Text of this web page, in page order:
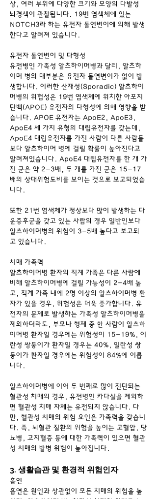
상, 여러 부위에 다양한 크기와 모양의 다발성
뇌경색이 관찰됩니다. 19번 염색체에 있는
NOTCH3라 하는 유전자 돌연변이에 의해 발생
한다고 알려져 있습니다.
유전자 돌연변이 및 다형성
유전병인 가족성 알츠하이머병과 달리, 알츠하
이머 병의 대부분은 유전자 돌연변이가 없이 발
생합니다. 이러한 산재성(Sporadic) 알츠하이
머병의 위험성은 19번 염색체에 위치한 아포지
단백(APOE) 유전자의 다형성에 의해 영향을 받
습니다. APOE 유전자는 ApoE2, ApoE3,
ApoE4 세 가지 유형의 대립유전자를 갖는데,
ApoE4 대립유전자를 가진 사람이 다른 사람들
보다 알츠하이머 병에 걸릴 확률이 높아진다고
알려져있습니다. ApoE4 대립유전자를 한 개 가
진 군은 약 2-3배, 두 개를 가진 군은 15-17
배의 상대위험도비를 보이는 것으로 보고되었습
니다.
또한 21번 염색체가 정상보다 많이 발생하는 다
운증후군을 갖고 있는 사람의 경우 일반인보다
알츠하이머병의 위험이 3-5배 높다고 보고되
고 있습니다.
치매 가족력
알츠하이머병 환자의 직계 가족은 다른 사람에
비해 알츠하이머병에 걸릴 가능성이 2-4배 높
고, 직계 가족 내에 2명 이상의 알츠하이머병 환
자가 있을 경우, 위험성은 더욱 증가합니다. 유
전자의 문제로 발생하는 가족성 알츠하이머병을
제외하더라도, 부모나 형제 중 한 사람이 알츠하
이머병 환자일 경우에는 위험성이 15-19%, 이
란성 쌍둥이가 환자일 경우는 40%, 일란성 쌍
둥이가 환자일 경우에는 위험성이 84%에 이릅
니다.
알츠하이머병에 이어 두 번째로 많이 진단되는
혈관성 치매의 경우, 유전병인 카다실을 제외하
면 혈관성 치매 자체는 유전되지 않습니다. 다
만, 혈관성 치매의 위험 요인은 가족력을 갖습니
다. 즉, 뇌혈관 질환의 위험을 높이는 고혈압, 당
뇨병, 고지혈증 등에 대한 가족력이 있으면 혈관
성 치매의 발병 위험이 높아집니다.
3. 생활습관 및 환경적 위험인자
흡연
흡연은 원인과 상관없이 모든 치매의 위험을 높